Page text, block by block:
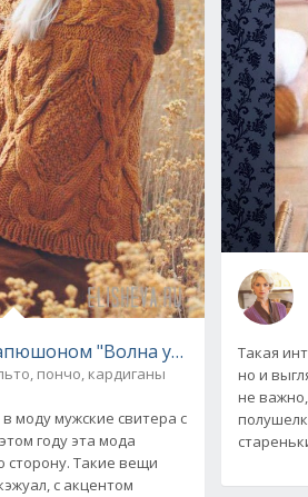
"Волна узоров",
пончо, кардиганы
моду мужские свитера с
году эта мода
сторону. Такие вещи
с акцентом
Такая
но и
не